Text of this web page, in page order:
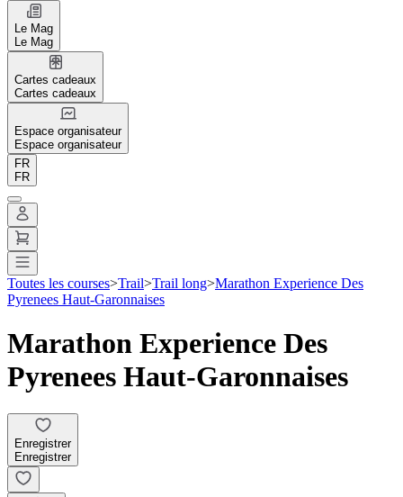
Le Mag
Le Mag
Cartes cadeaux
Cartes cadeaux
Espace organisateur
Espace organisateur
FR
FR
Toutes les courses>Trail>Trail long>Marathon Experience Des
Pyrenees Haut-Garonnaises
Marathon Experience Des
Pyrenees Haut-Garonnaises
Enregistrer
Enregistrer